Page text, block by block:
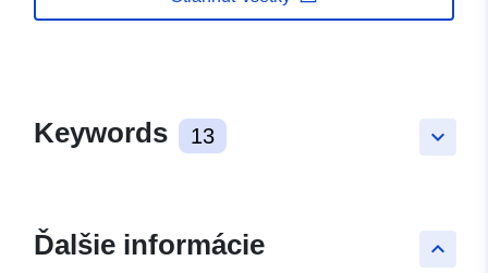
keyboard_arrow_down
Keywords 13
keyboard_arrow_up
Ďalšie informácie